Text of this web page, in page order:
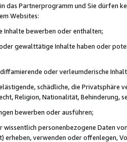
das Partnerprogramm und Sie dürfen
Websites:
Inhalte bewerben oder enthalten;
gewalttätige Inhalte haben oder
oder verleumderische
schädliche, die Privatsphäre
Religion, Nationalität, Behinderung,
bewerben oder ausführen;
wissentlich personenbezogene Daten
erheben, verwenden oder offenlegen,